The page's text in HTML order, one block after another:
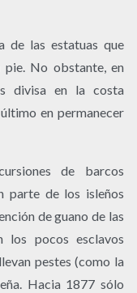
de las estatuas que
No obstante, en
divisa en la costa
en permanecer
de barcos
parte de los isleños
de guano de las
los pocos esclavos
pestes (como la
Hacia 1877 sólo